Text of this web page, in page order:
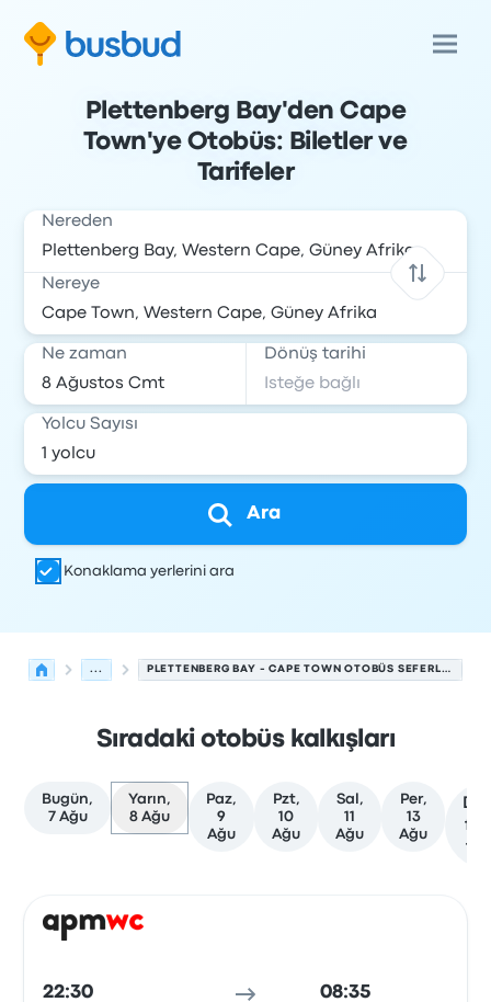
Plettenberg Bay'den Cape
Town'ye Otobüs: Biletler ve
Tarifeler
Nereden
Nereye
Ne zaman Dönüş tarihi
Yolcu Sayısı
Ara
Konaklama yerlerini ara
... PLETTENBERG BAY - CAPE TOWN OTOBÜS SEFERLERI
Sıradaki otobüs kalkışları
Bugün,
7 Ağu
Yarın,
8 Ağu
Paz,
9
Ağu
Pzt,
10
Ağu
Sal,
11
Ağu
Per,
13
Ağu
22:30 08:35